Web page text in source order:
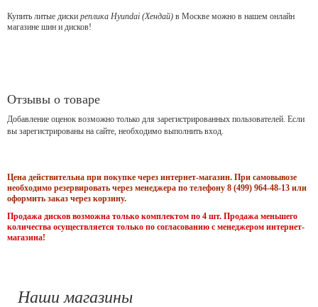
Купить литые диски реплика Hyundai (Хендай) в Москве можно в нашем онлайн
магазине шин и дисков!
Отзывы о товаре
Добавление оценок возможно только для зарегистрированных пользователей. Если
вы зарегистрированы на сайте, необходимо выполнить вход.
Цена действительна при покупке через интернет-магазин. При самовывозе
необходимо резервировать через менеджера по телефону 8 (499) 964-48-13 или
оформить заказ через корзину.
Продажа дисков возможна только комплектом по 4 шт. Продажа меньшего
количества осуществляется только по согласованию с менеджером интернет-
магазина!
Наши магазины